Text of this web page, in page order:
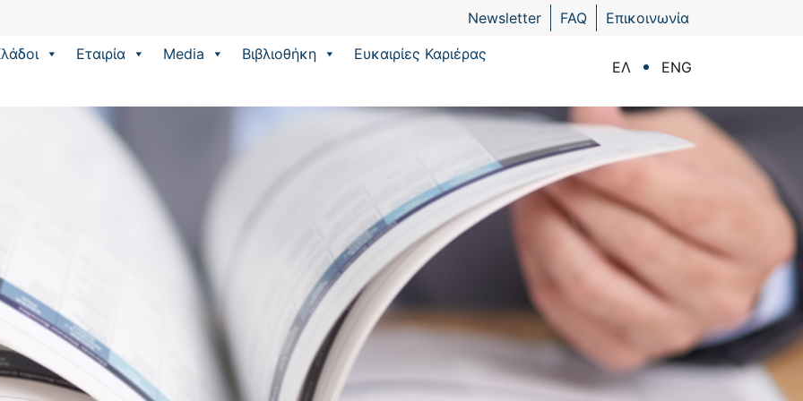
Newsletter FAQ Επικοινωνία
Εταιρία Media Βιβλιοθήκη Eυκαιρίες Καριέρας
ΕΛ ENG